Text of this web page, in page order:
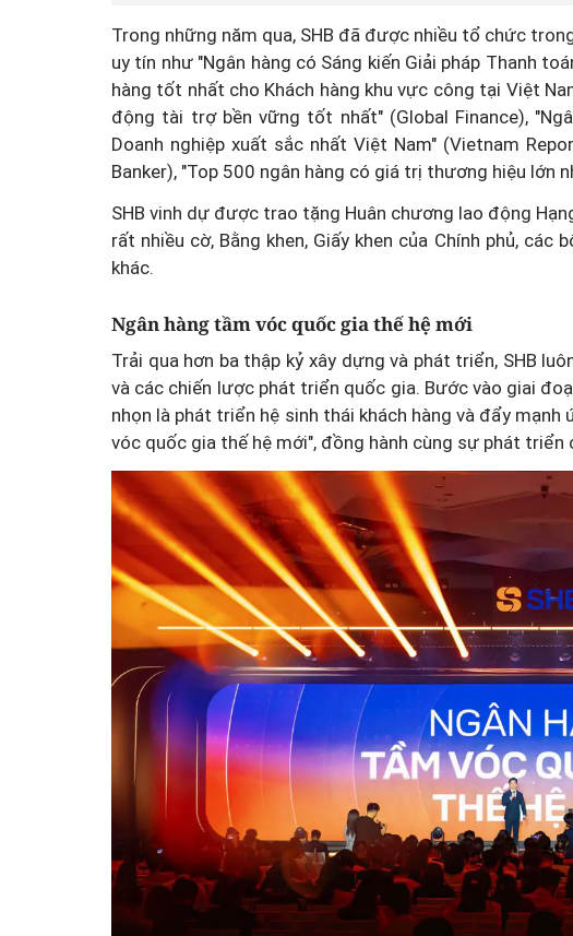
Trong những năm qua, SHB đã được nhiều tổ chức
uy tín như "Ngân hàng có Sáng kiến Giải pháp Thanh
hàng tốt nhất cho Khách hàng khu vực công tại Việt
động tài trợ bền vững tốt nhất" (Global Finance),
Doanh nghiệp xuất sắc nhất Việt Nam" (Vietnam
Banker), "Top 500 ngân hàng có giá trị thương hiệu lớn
SHB vinh dự được trao tặng Huân chương lao động
rất nhiều cờ, Bằng khen, Giấy khen của Chính phủ,
khác.
Ngân hàng tầm vóc quốc gia thế hệ mới
Trải qua hơn ba thập kỷ xây dựng và phát triển, SHB
và các chiến lược phát triển quốc gia. Bước vào giai
nhọn là phát triển hệ sinh thái khách hàng và đẩy
vóc quốc gia thế hệ mới", đồng hành cùng sự phát